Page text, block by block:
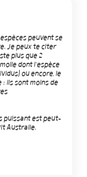
peuvent se
Je peux te citer
plus que 2
dont l'espèce
ou encore, le
: ils sont moins de
puissant est peut-
Australie.